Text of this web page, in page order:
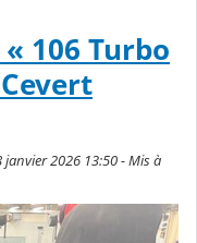
106 Turbo
janvier 2026 13:50 - Mis à